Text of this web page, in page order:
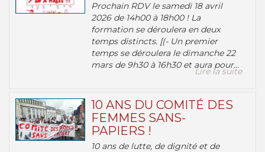
Prochain RDV le samedi 18 avril
2026 de 14h00 à 18h00 ! La
formation se déroulera en deux
temps distincts. [(- Un premier
temps se déroulera le dimanche 22
mars de 9h30 à 16h30 et aura pour...
Lire la suite
10 ANS DU COMITÉ DES
FEMMES SANS-
PAPIERS !
10 ans de lutte, de dignité et de